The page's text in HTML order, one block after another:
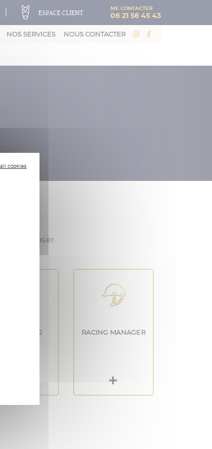
| ESPACE CLIENT ME CONTACTER
06 21 56 45 43
NOS SERVICES NOUS CONTACTER
proposer
RACING MANAGER
cookies